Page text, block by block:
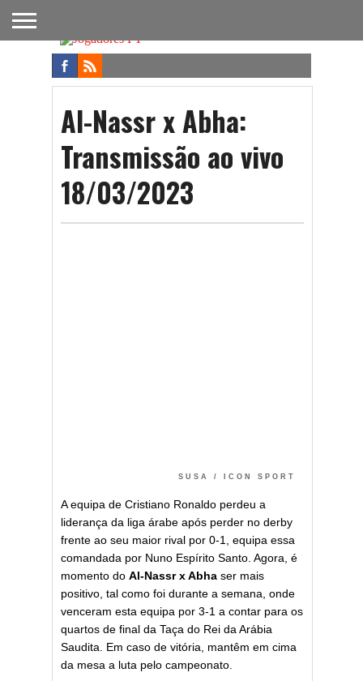
FUTEBOL
NACIONAL
FUTEBOL
INTERNACIONAL
NOTÍCIAS
ONDE
ASSISTIR
FUTEBOL
NA TV
APOSTAS
Al-Nassr x Abha:
Transmissão ao vivo
18/03/2023
SUSA / ICON SPORT
A equipa de Cristiano Ronaldo perdeu a
liderança da liga árabe após perder no derby
frente ao seu maior rival por 0-1, equipa essa
comandada por Nuno Espírito Santo. Agora, é
momento do Al-Nassr x Abha ser mais
positivo, tal como foi durante a semana, onde
venceram esta equipa por 3-1 a contar para os
quartos de final da Taça do Rei da Arábia
Saudita. Em caso de vitória, mantêm em cima
da mesa a luta pelo campeonato.